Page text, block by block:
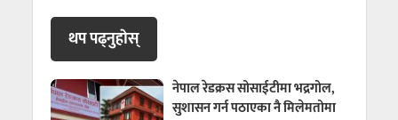
थप पढ्नुहाेस्
नेपाल रेडक्रस सोसाईटीमा भद्रगोल,
सुशासन गर्न पठाएका नै मिलेमतोमा